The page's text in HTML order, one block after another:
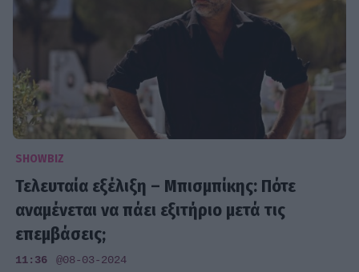
SHOWBIZ
Τελευταία εξέλιξη – Μπισμπίκης: Πότε
αναμένεται να πάει εξιτήριο μετά τις
επεμβάσεις;
11:36 @08-03-2024